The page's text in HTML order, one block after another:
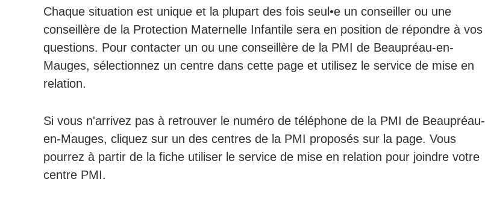
Chaque situation est unique et la plupart des fois seul•e un conseiller ou une
conseillère de la Protection Maternelle Infantile sera en position de répondre à vos
questions. Pour contacter un ou une conseillère de la PMI de Beaupréau-en-
Mauges, sélectionnez un centre dans cette page et utilisez le service de mise en
relation.
Si vous n'arrivez pas à retrouver le numéro de téléphone de la PMI de Beaupréau-
en-Mauges, cliquez sur un des centres de la PMI proposés sur la page. Vous
pourrez à partir de la fiche utiliser le service de mise en relation pour joindre votre
centre PMI.